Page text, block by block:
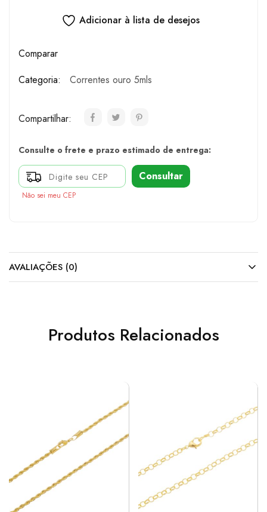
Adicionar à lista de desejos
Comparar
Categoria:
Correntes ouro 5mls
Compartilhar:
Consulte o frete e prazo estimado de entrega:
Consultar
Não sei meu CEP
AVALIAÇÕES (0)
Produtos Relacionados